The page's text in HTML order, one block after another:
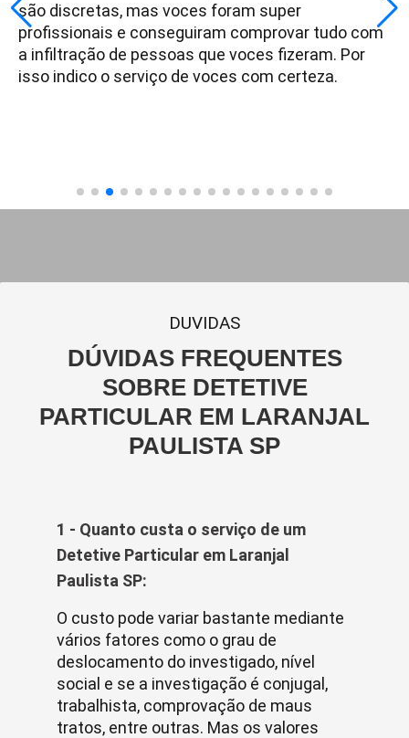
são discretas, mas voces foram super
profissionais e conseguiram comprovar tudo com
a infiltração de pessoas que voces fizeram. Por
isso indico o serviço de voces com certeza.
DUVIDAS
DÚVIDAS FREQUENTES
SOBRE DETETIVE
PARTICULAR EM LARANJAL
PAULISTA SP
1 - Quanto custa o serviço de um
Detetive Particular em Laranjal
Paulista SP:
O custo pode variar bastante mediante
vários fatores como o grau de
deslocamento do investigado, nível
social e se a investigação é conjugal,
trabalhista, comprovação de maus
tratos, entre outras. Mas os valores